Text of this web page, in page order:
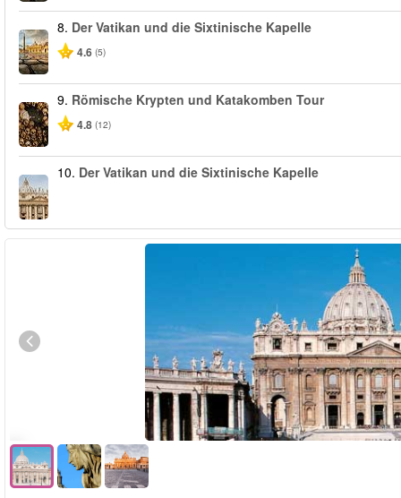
8. Der Vatikan und die Sixtinische Kapelle
4.6 (5)
9. Römische Krypten und Katakomben Tour
4.8 (12)
10. Der Vatikan und die Sixtinische Kapelle